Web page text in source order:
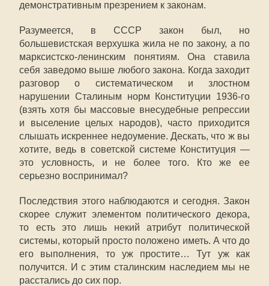
демонстративным презрением к законам.
Разумеется, в СССР закон был, но
большевистская верхушка жила не по закону, а по
марксистско-ленинским понятиям. Она ставила
себя заведомо выше любого закона. Когда заходит
разговор о систематическом и злостном
нарушении Сталиным норм Конституции 1936-го
(взять хотя бы массовые внесудебные репрессии
и выселение целых народов), часто приходится
слышать искреннее недоумение. Дескать, что ж вы
хотите, ведь в советской системе Конституция —
это условность, и не более того. Кто же ее
серьезно воспринимал?
Последствия этого наблюдаются и сегодня. Закон
скорее служит элементом политического декора,
то есть это лишь некий атрибут политической
системы, который просто положено иметь. А что до
его выполнения, то уж простите… Тут уж как
получится. И с этим сталинским наследием мы не
расстались до сих пор.